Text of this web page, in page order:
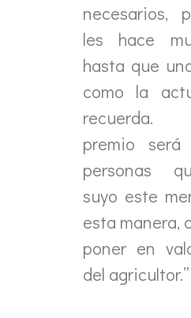
necesarios,
les hace
hasta que
como la
recuerda.
premio
personas
suyo este
esta manera,
poner en
del agricultor.”